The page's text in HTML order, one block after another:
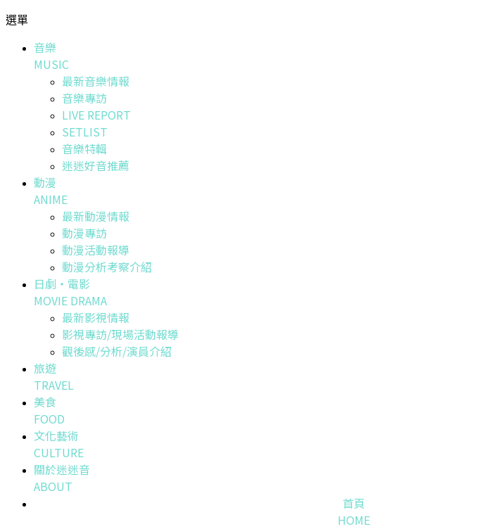
選單
音樂
MUSIC
最新音樂情報
音樂專訪
LIVE REPORT
SETLIST
音樂特輯
迷迷好音推薦
動漫
ANIME
最新動漫情報
動漫專訪
動漫活動報導
動漫分析考察介紹
日劇・電影
MOVIE DRAMA
最新影視情報
影視專訪/現場活動報導
觀後感/分析/演員介紹
旅遊
TRAVEL
美食
FOOD
文化藝術
CULTURE
關於迷迷音
ABOUT
首頁
HOME